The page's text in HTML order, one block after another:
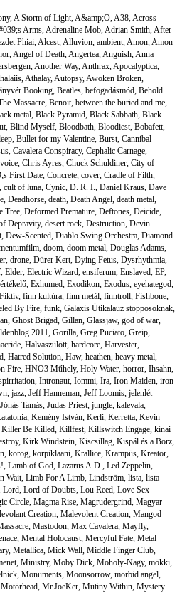
,A Storm of Light,A&amp;O,A38,Across
Arms,Adrenaline Mob,Adrian Smith,After
Phiai,Alcest,Alluvion, ambient,Amon,Amon
,Angel of Death,Angertea,Anguish,Anna
,Another Way,Anthrax,Apocalyptica,
,Athalay,Autopsy,Awoken Broken,
Booking, Beatles, befogadásmód, Behold...
Massacre, Benoit, between the buried and me,
metal, Black Pyramid, Black Sabbath, Black
, Blind Myself, Bloodbath, Bloodiest, Bobafett,
, Bullet for my Valentine, Burst, Cannibal
, Cavalera Conspiracy, Cephalic Carnage,
, Chris Ayres, Chuck Schuldiner, City of
First Date, Concrete, cover, Cradle of Filth,
, cult of luna, Cynic, D. R. I., Daniel Kraus, Dave
, Deadhorse, death, Death Angel, death metal,
Tree, Deformed Premature, Deftones, Deicide,
Depravity, desert rock, Destruction, Devin
, Dew-Scented, Diablo Swing Orchestra, Diamond
, doom, doom metal, Douglas Adams,
, drone, Dürer Kert, Dying Fetus, Dysrhythmia,
, Elder, Electric Wizard, ensiferum, Enslaved, EP,
, Exhumed, Exodikon, Exodus, eyehategod,
Fiktív, finn kultúra, finn metál, finntroll, Fishbone,
By Fire, funk, Galaxis Útikalauz stopposoknak,
, Ghost Brigad, Gillan, Glassjaw, god of war,
2011, Gorilla, Greg Puciato, Greip,
, Halvaszülött, hardcore, Harvester,
, Hatred Solution, Haw, heathen, heavy metal,
Fire, HNO3 Műhely, Holy Water, horror, Ihsahn,
, Intronaut, Iommi, Ira, Iron Maiden, iron
, jazz, Jeff Hanneman, Jeff Loomis, jelenlét-
Jónás Tamás, Judas Priest, jungle, kalevala,
, Kemény István, Kerli, Kerretta, Kevin
Killer Be Killed, Killfest, Killswitch Engage, kínai
, Kirk Windstein, Kiscsillag, Kispál és a Borz,
, korog, korpiklaani, Krallice, Krampüs, Kreator,
, Lamb of God, Lazarus A.D., Led Zeppelin,
Wait, Limb For A Limb, Lindström, lista, lista
Lord, Lord of Doubts, Lou Reed, Love Sex
Circle, Magma Rise, Magrudergrind, Magyar
Creation, Malevolent Creation, Mangod
, Mastodon, Max Cavalera, Mayfly,
, Mental Holocaust, Mercyful Fate, Metal
, Metallica, Mick Wall, Middle Finger Club,
, Ministry, Moby Dick, Moholy-Nagy, mökki,
, Monuments, Moonsorrow, morbid angel,
Motörhead, Mr.JoeKer, Mutiny Within, Mystery